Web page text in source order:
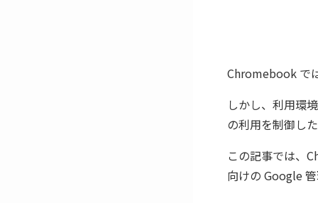
Chromebook で
しかし、利用環
の利用を制御し
この記事では、
向けの Google